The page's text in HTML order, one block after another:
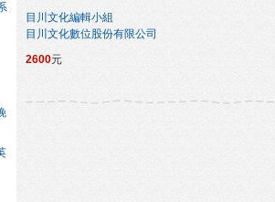
目川文化編輯小組
目川文化數位股份有限公司
2600元